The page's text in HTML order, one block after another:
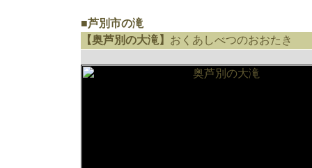
■芦別市の滝
【奥芦別の大滝】 おくあしべつのおおたき